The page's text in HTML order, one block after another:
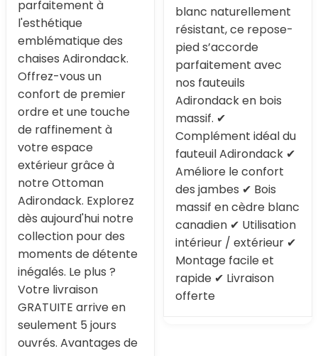
parfaitement à
l'esthétique
emblématique des
chaises Adirondack.
Offrez-vous un
confort de premier
ordre et une touche
de raffinement à
votre espace
extérieur grâce à
notre Ottoman
Adirondack. Explorez
dès aujourd'hui notre
collection pour des
moments de détente
inégalés. Le plus ?
Votre livraison
GRATUITE arrive en
seulement 5 jours
ouvrés. Avantages de
blanc naturellement
résistant, ce repose-
pied s’accorde
parfaitement avec
nos fauteuils
Adirondack en bois
massif. ✔
Complément idéal du
fauteuil Adirondack ✔
Améliore le confort
des jambes ✔ Bois
massif en cèdre blanc
canadien ✔ Utilisation
intérieur / extérieur ✔
Montage facile et
rapide ✔ Livraison
offerte